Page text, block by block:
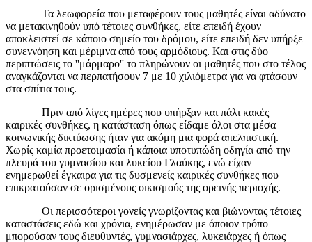
Τα λεωφορεία που μεταφέρουν τους μαθητές είναι αδύνατο
να μετακινηθούν υπό τέτοιες συνθήκες, είτε επειδή έχουν
αποκλειστεί σε κάποιο σημείο του δρόμου, είτε επειδή δεν υπήρξε
συνεννόηση και μέριμνα από τους αρμόδιους. Και στις δύο
περιπτώσεις το ''μάρμαρο'' το πληρώνουν οι μαθητές που στο τέλος
αναγκάζονται να περπατήσουν 7 με 10 χιλιόμετρα για να φτάσουν
στα σπίτια τους.
Πριν από λίγες ημέρες που υπήρξαν και πάλι κακές
καιρικές συνθήκες, η κατάσταση όπως είδαμε όλοι στα μέσα
κοινωνικής δικτύωσης ήταν για ακόμη μια φορά απελπιστική.
Χωρίς καμία προετοιμασία ή κάποια υποτυπώδη οδηγία από την
πλευρά του γυμνασίου και λυκείου Γλαύκης, ενώ είχαν
ενημερωθεί έγκαιρα για τις δυσμενείς καιρικές συνθήκες που
επικρατούσαν σε ορισμένους οικισμούς της ορεινής περιοχής.
Οι περισσότεροι γονείς γνωρίζοντας και βιώνοντας τέτοιες
καταστάσεις εδώ και χρόνια, ενημέρωσαν με όποιον τρόπο
μπορούσαν τους διευθυντές, γυμνασιάρχες, λυκειάρχες ή όπως